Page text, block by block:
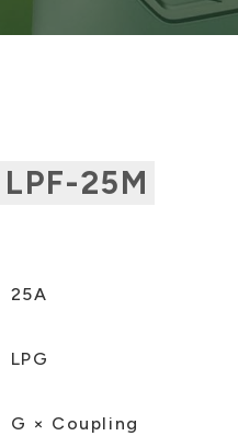
LPF-25M
25A
LPG
G × Coupling